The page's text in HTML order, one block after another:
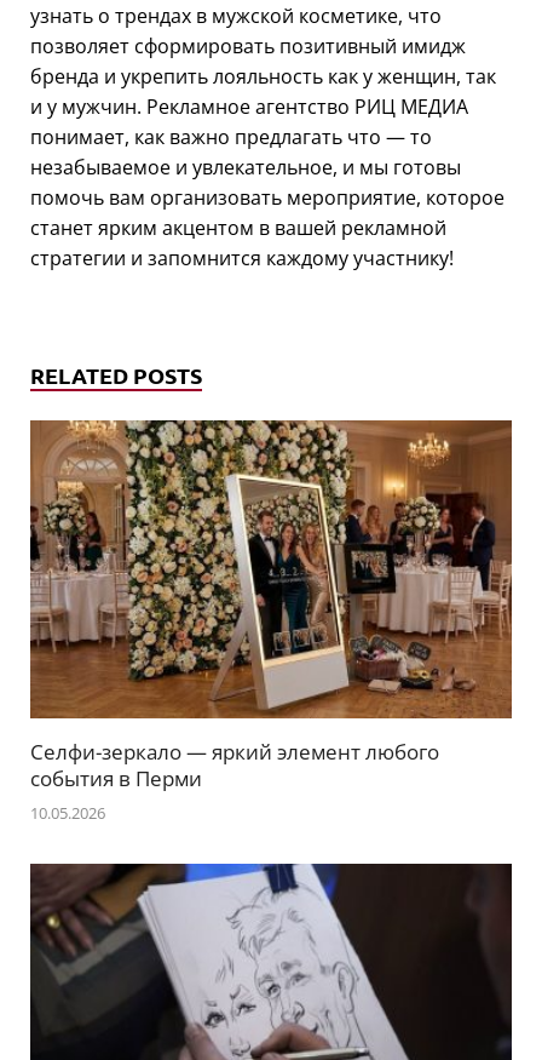
узнать о трендах в мужской косметике, что
позволяет сформировать позитивный имидж
бренда и укрепить лояльность как у женщин, так
и у мужчин. Рекламное агентство РИЦ МЕДИА
понимает, как важно предлагать что — то
незабываемое и увлекательное, и мы готовы
помочь вам организовать мероприятие, которое
станет ярким акцентом в вашей рекламной
стратегии и запомнится каждому участнику!
RELATED POSTS
Селфи-зеркало — яркий элемент любого
события в Перми
10.05.2026